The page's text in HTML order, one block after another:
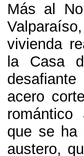
Más al
Valparaíso
vivienda
la Casa
acero
que se ha
austero,